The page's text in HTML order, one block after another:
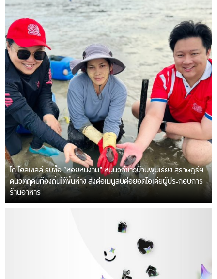
โก โฮลเซลล์ รับซื้อ “หอยหินงาม” หนุนวิถีชาวบ้านพุมเรียง สุราษฎร์ฯ
ดันวัตถุดิบท้องถิ่นใต้ขึ้นห้าง ส่งต่อเมนูลับต่อยอดไอเดียผู้ประกอบการ
ร้านอาหาร